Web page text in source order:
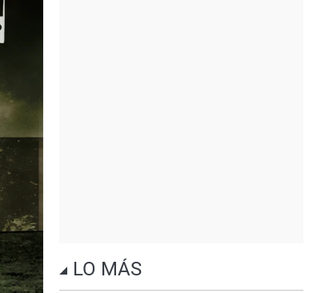
LO MÁS